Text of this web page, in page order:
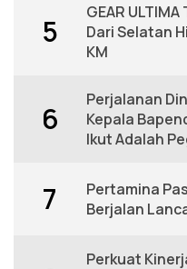
5
GEAR
Dari Selatan
KM
6
Perjalanan
Kepala
Ikut Adalah
7
Pertamina
Berjalan
Perkuat